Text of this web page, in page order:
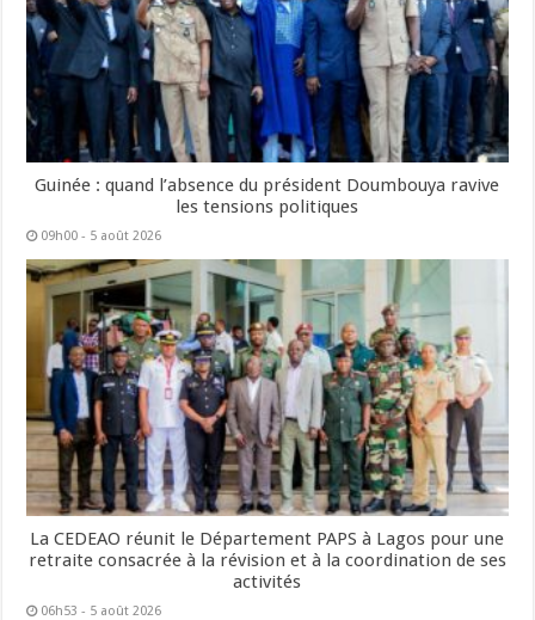
Guinée : quand l’absence du président Doumbouya ravive
les tensions politiques
09h00 - 5 août 2026
La CEDEAO réunit le Département PAPS à Lagos pour une
retraite consacrée à la révision et à la coordination de ses
activités
06h53 - 5 août 2026